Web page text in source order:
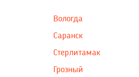
Вологда
Саранск
Стерлитамак
Грозный